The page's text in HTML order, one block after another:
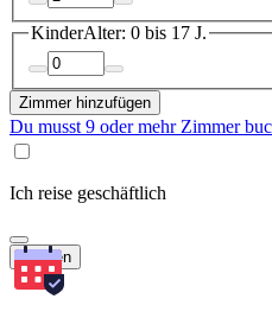
KinderAlter: 0 bis 17 J.
Zimmer hinzufügen
Du musst 9 oder mehr Zimmer
Ich reise geschäftlich
Suchen